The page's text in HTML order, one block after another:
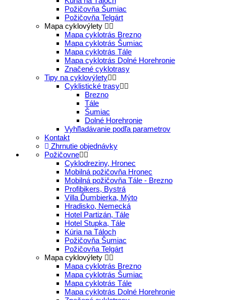
Požičovňa Šumiac
Požičovňa Telgárt
Mapa cyklovýlety
Mapa cyklotrás Brezno
Mapa cyklotrás Šumiac
Mapa cyklotrás Tále
Mapa cyklotrás Dolné Horehronie
Značené cyklotrasy
Tipy na cyklovýlety
Cyklistické trasy
Brezno
Tále
Šumiac
Dolné Horehronie
Vyhľladávanie podľa parametrov
Kontakt
Zhrnutie objednávky
Požičovne
Cyklodreziny, Hronec
Mobilná požičovňa Hronec
Mobilná požičovňa Tále - Brezno
Profibikers, Bystrá
Villa Ďumbierka, Mýto
Hradisko, Nemecká
Hotel Partizán, Tále
Hotel Stupka, Tále
Kúria na Táloch
Požičovňa Šumiac
Požičovňa Telgárt
Mapa cyklovýlety
Mapa cyklotrás Brezno
Mapa cyklotrás Šumiac
Mapa cyklotrás Tále
Mapa cyklotrás Dolné Horehronie